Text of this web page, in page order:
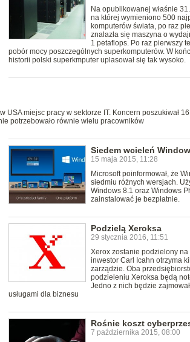
Na opublikowanej właśnie
na której wymieniono 500
komputerów świata, po raz
znalazła się maszyna o
1 petaflops. Po raz pierwszy
pobór mocy poszczególnych superkomputerów. W
historii polski superkmputer uplasował się tak wysoko.
USA miejsc pracy w sektorze IT. Koncern poszukiwał
potrzebowało równie wielu pracowników
Siedem wcieleń
15 maja 2015, 11:28
Microsoft poinformował, że
siedmiu różnych wersjach.
Windows 8.1 oraz Windows
zainstalować je bezpłatnie.
Podzielą Xeroksa
29 stycznia 2016, 11:51
Xerox zostanie podzielony na
inwestor Carl Icahn otrzyma
zarządzie. Oba
podzieleniu Xeroksa będą
Jedno z nich będzie
usługami dla biznesu
Rośnie koszt
7 października 2015, 08:00